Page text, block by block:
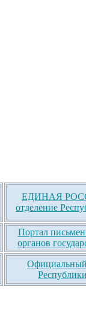
ЕДИНАЯ
отделение
Портал
органов
Официальный